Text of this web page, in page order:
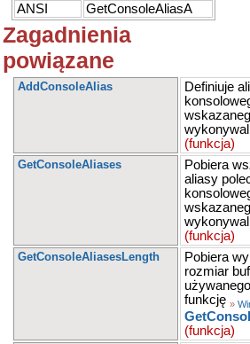
ANSI
GetConsoleAliasA
Zagadnienia
powiązane
AddConsoleAlias
Definiuje
(funkcja)
GetConsoleAliases
Pobiera
aliasy
(funkcja)
GetConsoleAliasesLength
Pobiera
rozmiar
funkcję »
(funkcja)